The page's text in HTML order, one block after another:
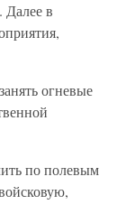
Далее в
огневые
по полевым